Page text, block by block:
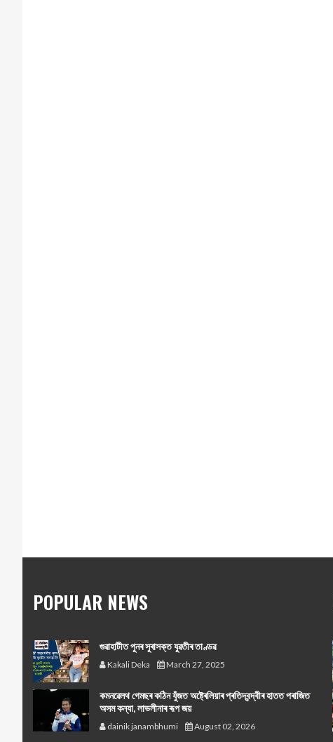
POPULAR NEWS
গুৱাহাটীত পুনৰ সুৰাসক্ত যুৱতীৰ তাণ্ডৱ
Kakali Deka March 27, 2025
কমনৱেলথ গেমছৰ কঠিন যুঁজত অষ্ট্ৰেলিয়াৰ প্ৰতিদ্বন্দ্বীৰ হাতত পৰাজিত
অসম কন্যা, লাভলীনাৰ ৰূপ জয়
dainik janambhumi August 02, 2026